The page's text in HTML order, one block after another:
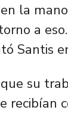
la
a
Santis
su
recibían